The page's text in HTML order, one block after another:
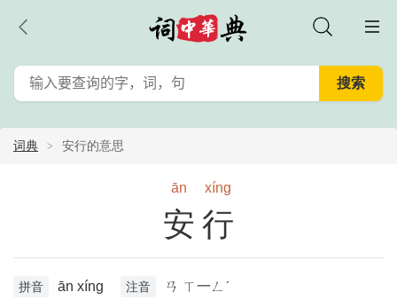
词典 安行的意思
ān xíng
安行
拼音 ān xíng 注音 ㄢ ㄒ一ㄥˊ